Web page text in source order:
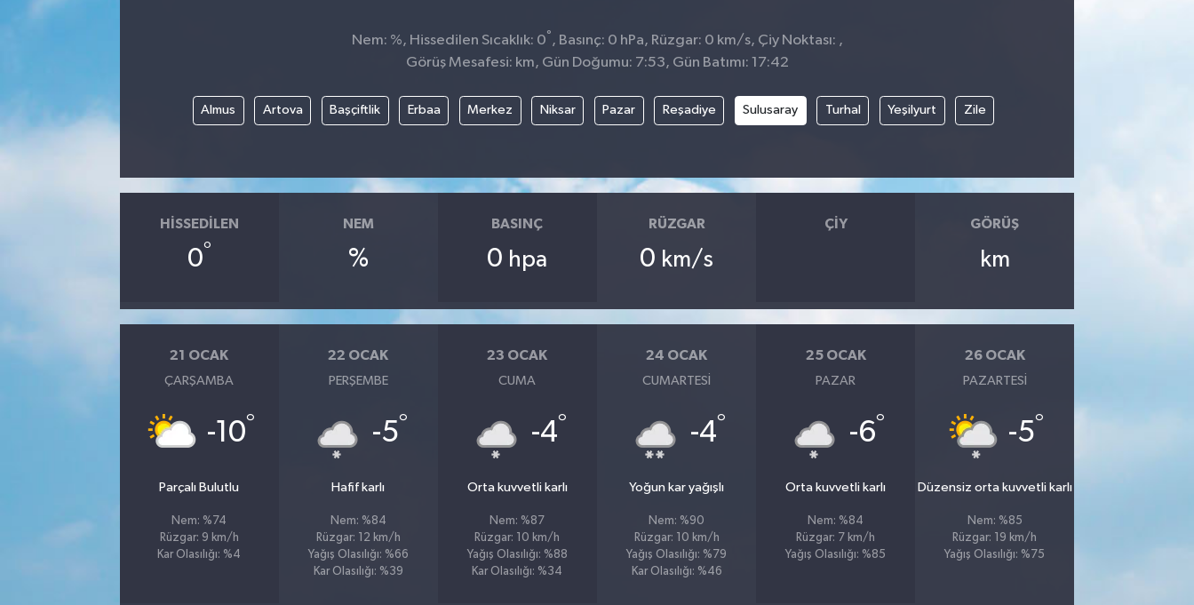
Nem: %, Hissedilen Sıcaklık: 0° , Basınç: 0 hPa, Rüzgar: 0 km/s, Çiy Noktası: ,
Görüş Mesafesi: km, Gün Doğumu: 7:53, Gün Batımı: 17:42
Almus Artova Başçiftlik Erbaa Merkez Niksar Pazar Reşadiye Sulusaray Turhal Yeşilyurt Zile
HISSEDILEN
0°
NEM
%
BASINÇ
0 hpa
RÜZGAR
0 km/s
ÇIY GÖRÜŞ
km
21 OCAK
ÇARŞAMBA
-10°
Parçalı Bulutlu
Nem: %74
Rüzgar: 9 km/h
Kar Olasılığı: %4
22 OCAK
PERŞEMBE
-5°
Hafif karlı
Nem: %84
Rüzgar: 12 km/h
Yağış Olasılığı: %66
Kar Olasılığı: %39
23 OCAK
CUMA
-4°
Orta kuvvetli karlı
Nem: %87
Rüzgar: 10 km/h
Yağış Olasılığı: %88
Kar Olasılığı: %34
24 OCAK
CUMARTESI
-4°
Yoğun kar yağışlı
Nem: %90
Rüzgar: 10 km/h
Yağış Olasılığı: %79
Kar Olasılığı: %46
25 OCAK
PAZAR
-6°
Orta kuvvetli karlı
Nem: %84
Rüzgar: 7 km/h
Yağış Olasılığı: %85
26 OCAK
PAZARTESI
-5°
Düzensiz orta kuvvetli karlı
Nem: %85
Rüzgar: 19 km/h
Yağış Olasılığı: %75